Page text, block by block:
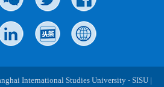
International Studies University - SISU |